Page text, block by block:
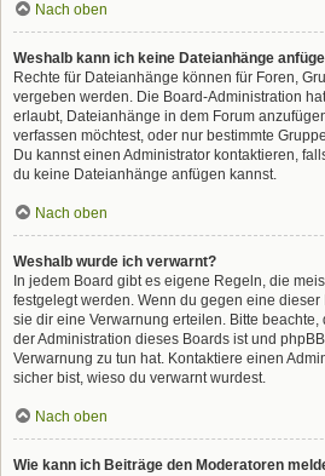
Nach oben
Weshalb kann ich keine Dateianhänge
Rechte für Dateianhänge können für Foren,
vergeben werden. Die Board-Administration
erlaubt, Dateianhänge in dem Forum
verfassen möchtest, oder nur bestimmte
Du kannst einen Administrator kontaktieren,
du keine Dateianhänge anfügen kannst.
Nach oben
Weshalb wurde ich verwarnt?
In jedem Board gibt es eigene Regeln, die
festgelegt werden. Wenn du gegen eine
sie dir eine Verwarnung erteilen. Bitte
der Administration dieses Boards ist und
Verwarnung zu tun hat. Kontaktiere einen
sicher bist, wieso du verwarnt wurdest.
Nach oben
Wie kann ich Beiträge den Moderatoren